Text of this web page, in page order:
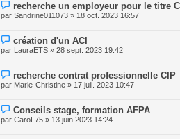
recherche un employeur pour le titre
par Sandrine011073 » 18 oct. 2023 16:57
création d'un ACI
par LauraETS » 28 sept. 2023 19:42
recherche contrat professionnelle CIP
par Marie-Christine » 17 juil. 2023 10:47
Conseils stage, formation AFPA
par CaroL75 » 13 juin 2023 14:24